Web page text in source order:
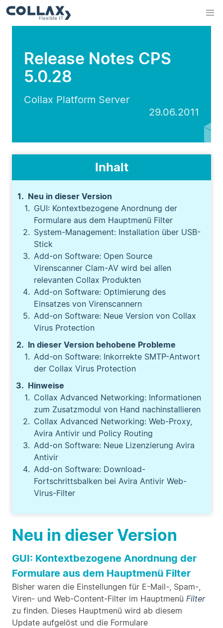
Release Notes CPS
5.0.28
Collax Platform Server
29.06.2011
Neu in dieser Version
GUI: Kontextbezogene Anordnung der
Formulare aus dem Hauptmenü Filter
Bisher waren die Einstellungen für E-Mail-, Spam-,
Viren- und Web-Content-Filter im Hauptmenü Filter
zu finden. Dieses Hauptmenü wird ab diesem
Update aufgelöst und die Formulare
Inhalt
Neu in dieser Version
GUI: Kontextbezogene Anordnung der
Formulare aus dem Hauptmenü Filter
System-Management: Installation über USB-
Stick
Add-on Software: Open Source
Virenscanner Clam-AV wird bei allen
relevanten Collax Produkten
Add-on Software: Optimierung des
Einsatzes von Virenscannern
Add-on Software: Neue Version von Collax
Virus Protection
In dieser Version behobene Probleme
Add-on Software: Inkorrekte SMTP-Antwort
der Collax Virus Protection
Hinweise
Collax Advanced Networking: Informationen
zum Zusatzmodul von Hand nachinstallieren
Collax Advanced Networking: Web-Proxy,
Avira Antivir und Policy Routing
Add-on Software: Neue Lizenzierung Avira
Antivir
Add-on Software: Download-
Fortschrittsbalken bei Avira Antivir Web-
Virus-Filter